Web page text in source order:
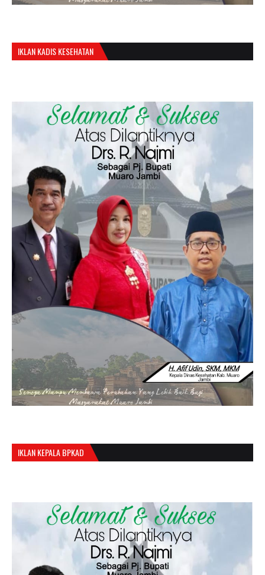
IKLAN KADIS KESEHATAN
IKLAN KEPALA BPKAD